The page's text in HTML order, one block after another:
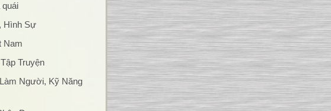
quái
Hình Sự
Nam
Truyện
Người, Kỹ Năng